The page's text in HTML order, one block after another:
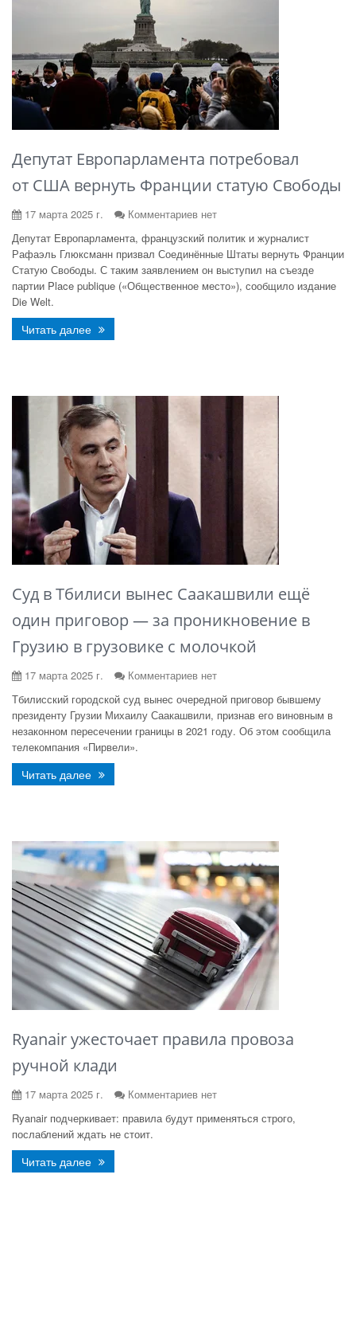
Депутат Европарламента потребовал
от США вернуть Франции статую Свободы
17 марта 2025 г.
Комментариев нет
Депутат Европарламента, французский политик и журналист
Рафаэль Глюксманн призвал Соединённые Штаты вернуть Франции
Статую Свободы. С таким заявлением он выступил на съезде
партии Place publique («Общественное место»), сообщило издание
Die Welt.
Читать далее
Суд в Тбилиси вынес Саакашвили ещё
один приговор — за проникновение в
Грузию в грузовике с молочкой
17 марта 2025 г.
Комментариев нет
Тбилисский городской суд вынес очередной приговор бывшему
президенту Грузии Михаилу Саакашвили, признав его виновным в
незаконном пересечении границы в 2021 году. Об этом сообщила
телекомпания «Пирвели».
Читать далее
Ryanair ужесточает правила провоза
ручной клади
17 марта 2025 г.
Комментариев нет
Ryanair подчеркивает: правила будут применяться строго,
послаблений ждать не стоит.
Читать далее